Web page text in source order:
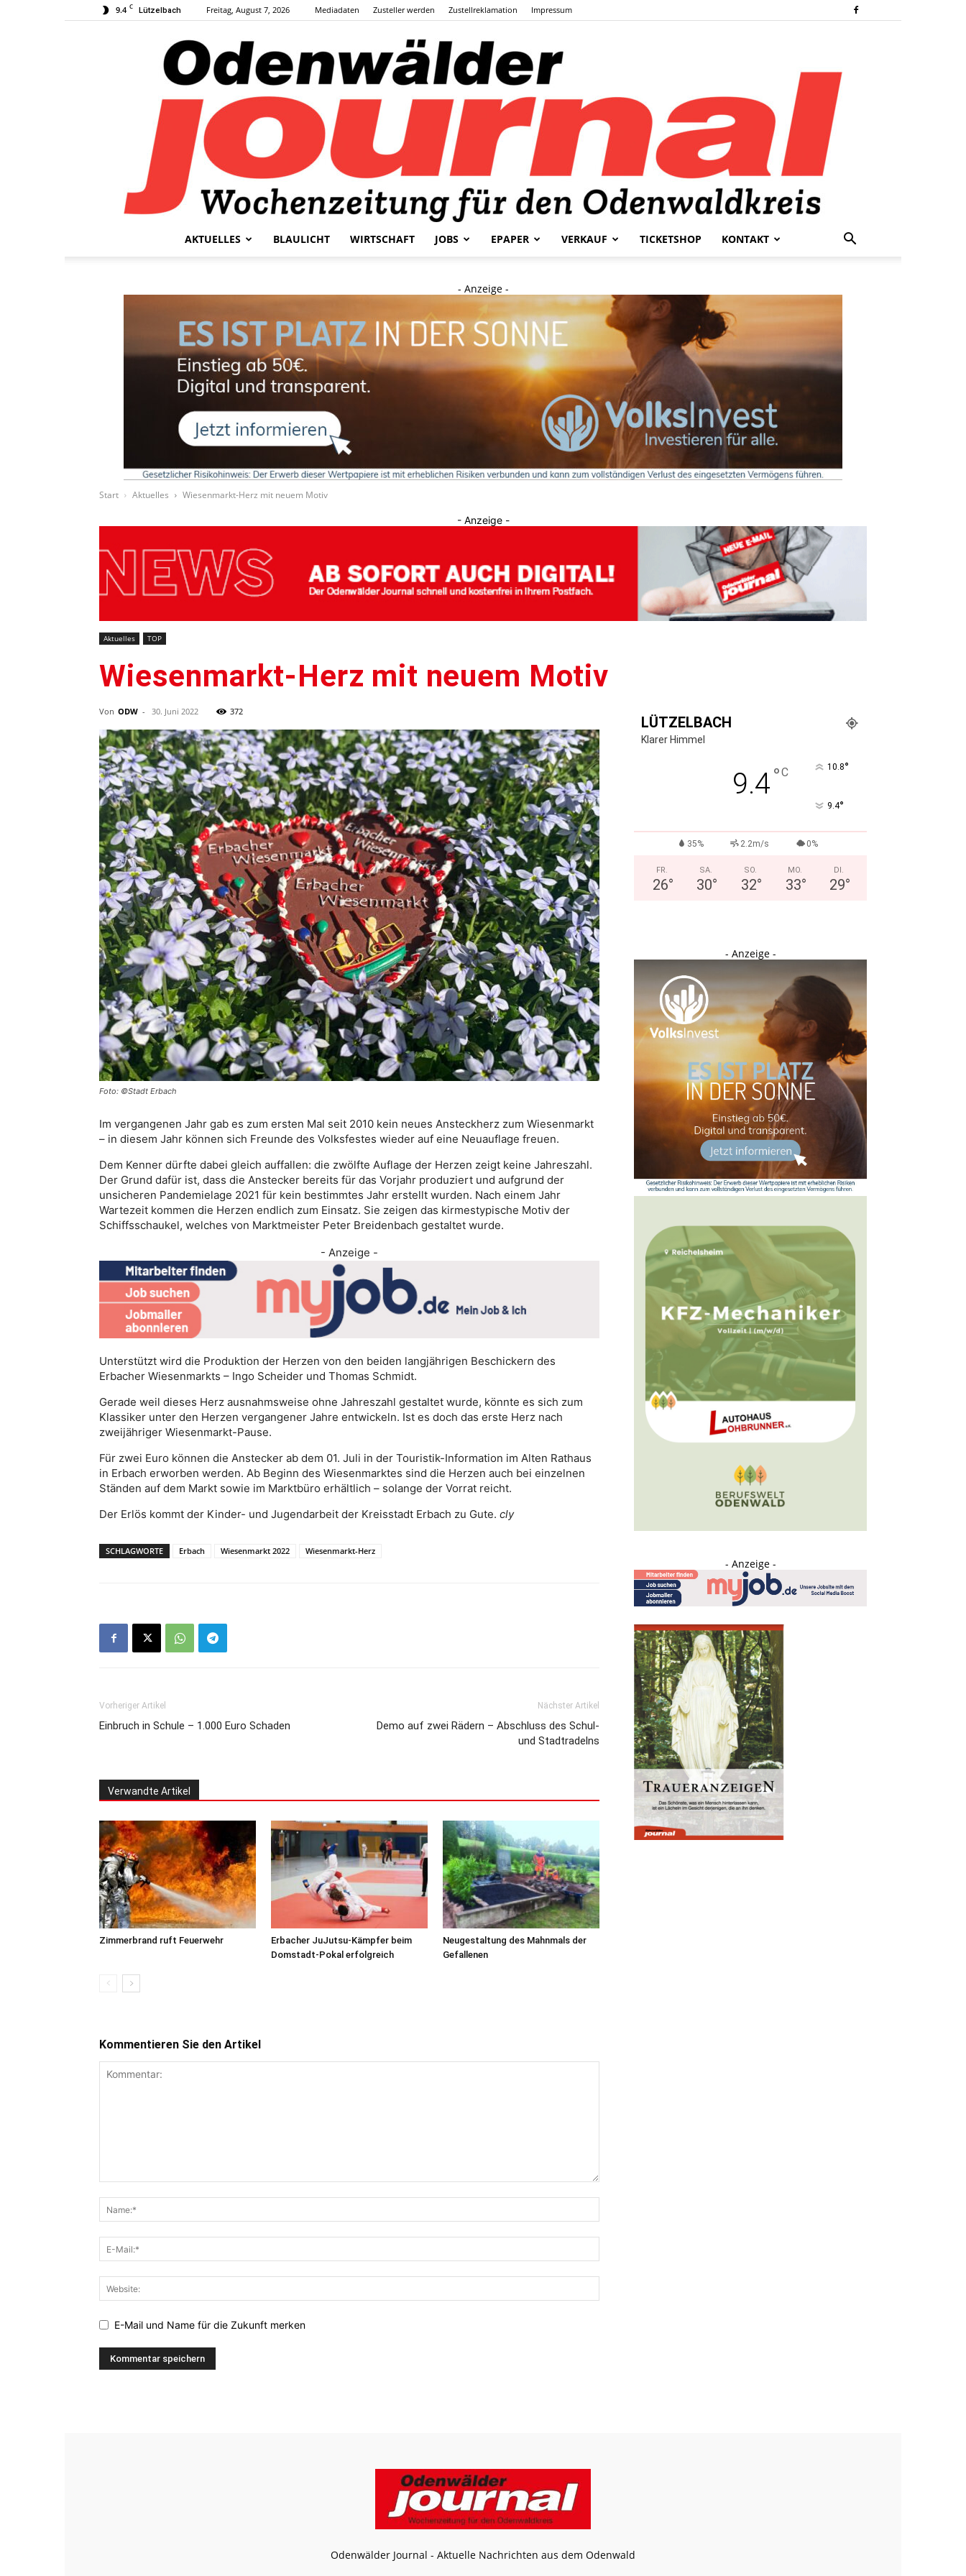
9.4 C Lützelbach Freitag, August 7, 2026 Mediadaten Zusteller werden Zustellreklamation Impressum
AKTUELLES BLAULICHT WIRTSCHAFT JOBS EPAPER VERKAUF TICKETSHOP KONTAKT
- Anzeige -
Start Aktuelles Wiesenmarkt-Herz mit neuem Motiv
- Anzeige -
Aktuelles TOP
Wiesenmarkt-Herz mit neuem Motiv
Von ODW - 30. Juni 2022 372
Foto: ©Stadt Erbach
Im vergangenen Jahr gab es zum ersten Mal seit 2010 kein neues Ansteckherz zum Wiesenmarkt
– in diesem Jahr können sich Freunde des Volksfestes wieder auf eine Neuauflage freuen.
Dem Kenner dürfte dabei gleich auffallen: die zwölfte Auflage der Herzen zeigt keine Jahreszahl.
Der Grund dafür ist, dass die Anstecker bereits für das Vorjahr produziert und aufgrund der
unsicheren Pandemielage 2021 für kein bestimmtes Jahr erstellt wurden. Nach einem Jahr
Wartezeit kommen die Herzen endlich zum Einsatz. Sie zeigen das kirmestypische Motiv der
Schiffsschaukel, welches von Marktmeister Peter Breidenbach gestaltet wurde.
- Anzeige -
Unterstützt wird die Produktion der Herzen von den beiden langjährigen Beschickern des
Erbacher Wiesenmarkts – Ingo Scheider und Thomas Schmidt.
Gerade weil dieses Herz ausnahmsweise ohne Jahreszahl gestaltet wurde, könnte es sich zum
Klassiker unter den Herzen vergangener Jahre entwickeln. Ist es doch das erste Herz nach
zweijähriger Wiesenmarkt-Pause.
Für zwei Euro können die Anstecker ab dem 01. Juli in der Touristik-Information im Alten Rathaus
in Erbach erworben werden. Ab Beginn des Wiesenmarktes sind die Herzen auch bei einzelnen
Ständen auf dem Markt sowie im Marktbüro erhältlich – solange der Vorrat reicht.
Der Erlös kommt der Kinder- und Jugendarbeit der Kreisstadt Erbach zu Gute. cly
SCHLAGWORTE Erbach Wiesenmarkt 2022 Wiesenmarkt-Herz
Vorheriger Artikel
Einbruch in Schule – 1.000 Euro Schaden
Nächster Artikel
Demo auf zwei Rädern – Abschluss des Schul-
und Stadtradelns
Verwandte Artikel
Zimmerbrand ruft Feuerwehr
Erbacher JuJutsu-Kämpfer beim
Domstadt-Pokal erfolgreich
Neugestaltung des Mahnmals der
Gefallenen
Kommentieren Sie den Artikel
E-Mail und Name für die Zukunft merken
LÜTZELBACH
Klarer Himmel
9.4°C 10.8°
9.4°
35% 2.2m/s 0%
FR.
26°
SA.
30°
SO.
32°
MO.
33°
DI.
29°
- Anzeige -
- Anzeige -
Odenwälder Journal - Aktuelle Nachrichten aus dem Odenwald